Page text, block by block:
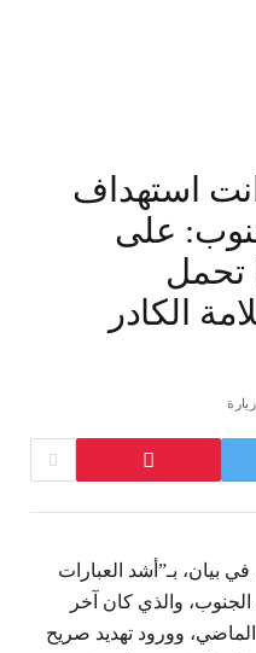
استهداف
على
تحمل
الكادر
زيارة
بيان، بـ”أشد العبارات
والذي كان آخر
الأسبوع الماضي، وورود تهديد صريح